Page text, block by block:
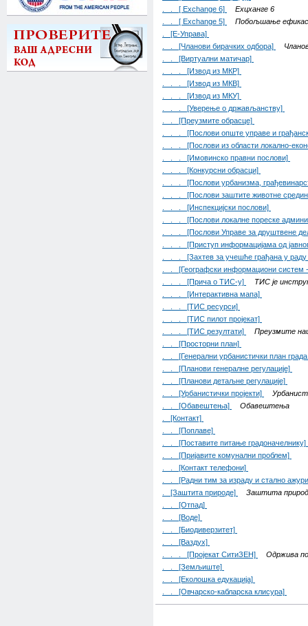
. . [ Exchange 6]
Еxцханге 6
. . [ Exchange 5]
Побољшање
. [Е-Управа]
. . [Чланови бирачких одбора]
. . [Виртуални матичар]
. . . [Извод из МКР]
. . . [Извод из МКВ]
. . . [Извод из МКУ]
. . . [Уверење о држављанству]
. . [Преузмите обрасце]
. . . [Послови опште управе и
. . . [Послови из области локално-
. . . [Имовинско правни послови]
. . . [Конкурсни обрасци]
. . . [Послови урбанизма,
. . . [Послови заштите животне
. . . [Инспекцијски послови]
. . . [Послови локалне пореске
. . . [Послови Управе за друштвене
. . . [Приступ информацијама од
. . . [Захтев за учешће грађана у
. . [Географски информациони
. . . [Прича о ТИС-у]
ТИС је
. . . [Интерактивна мапа]
. . . [ТИС ресурси]
. . . [ТИС пилот пројекат]
. . . [ТИС резултати]
Преузмите
. . [Просторни план]
. . [Генерални урбанистички план
. . [Планови генералне регулације]
. . [Планови детаљне регулације]
. . [Урбанистички пројекти]
. . [Обавештења]
Обавештења
. [Контакт]
. . [Поплаве]
. . [Поставите питање градоначелнику]
. . [Пријавите комунални проблем]
. . [Контакт телефони]
. . [Радни тим за израду и стално
. [Заштита природе]
Заштита
. . [Отпад]
. . [Воде]
. . [Биодиверзитет]
. . [Ваздух]
. . . [Пројекат СитиЗЕН]
Одржива
. . [Земљиште]
. . [Еколошка едукација]
. . [Овчарско-кабларска клисура]